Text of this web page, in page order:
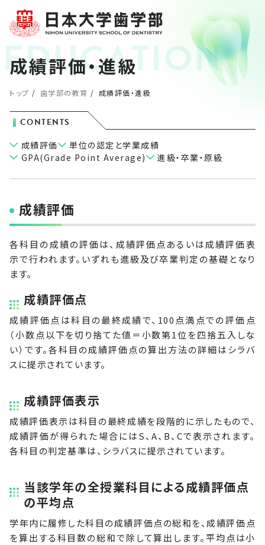
成績評価・進級
トップ 歯学部の教育 成績評価・進級
CONTENTS
成績評価
単位の認定と学業成績
GPA(Grade Point Average)
進級・卒業・原級
成績評価
各科目の成績の評価は、成績評価点あるいは成績評価表
示で行われます。いずれも進級及び卒業判定の基礎となり
ます。
成績評価点
成績評価点は科目の最終成績で、100点満点での評価点
（小数点以下を切り捨てた値＝小数第1位を四捨五入しな
い）です。各科目の成績評価点の算出方法の詳細はシラバ
スに提示されています。
成績評価表示
成績評価表示は科目の最終成績を段階的に示したもので、
成績評価が得られた場合にはS、A、B、Cで表示されます。
各科目の判定基準は、シラバスに提示されています。
当該学年の全授業科目による成績評価点
の平均点
学年内に履修した科目の成績評価点の総和を、成績評価点
を算出する科目数の総和で除して算出します。平均点は小